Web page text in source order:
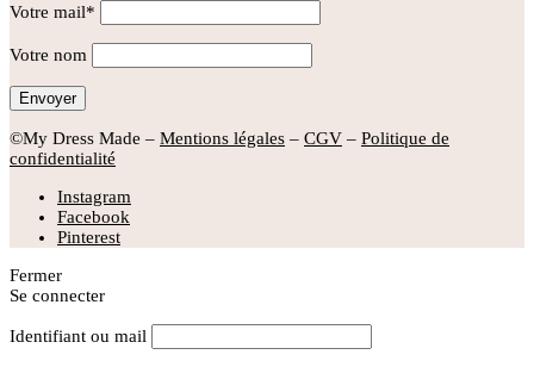
Votre mail*
Votre nom
©My Dress Made – Mentions légales – CGV – Politique de
confidentialité
Instagram
Facebook
Pinterest
Fermer
Se connecter
Identifiant ou mail